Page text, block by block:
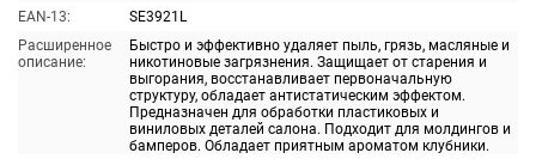
EAN-13:
SE3921L
Расширенное
описание:
Быстро и эффективно удаляет пыль, грязь, масляные и
никотиновые загрязнения. Защищает от старения и
выгорания, восстанавливает первоначальную
структуру, обладает антистатическим эффектом.
Предназначен для обработки пластиковых и
виниловых деталей салона. Подходит для молдингов и
бамперов. Обладает приятным ароматом клубники.